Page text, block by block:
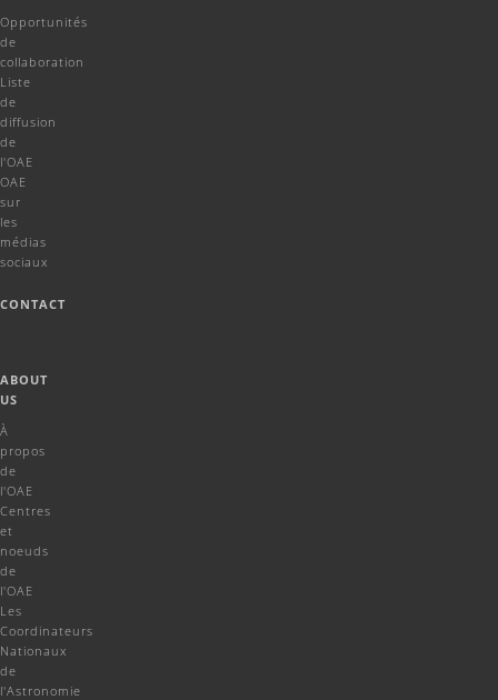
Opportunités
de
collaboration
Liste
de
diffusion
de
l'OAE
OAE
sur
les
médias
sociaux
CONTACT
ABOUT
US
À
propos
de
l'OAE
Centres
et
noeuds
de
l'OAE
Les
Coordinateurs
Nationaux
de
l'Astronomie